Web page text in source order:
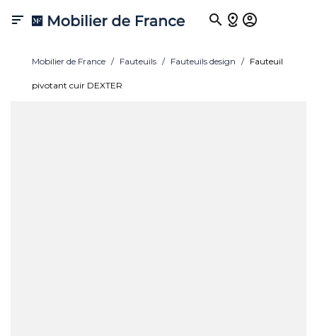

Mobilier de France Fauteuils Fauteuils design Fauteuil
pivotant cuir DEXTER